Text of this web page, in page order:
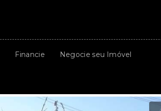
Financie Negocie seu Imóvel